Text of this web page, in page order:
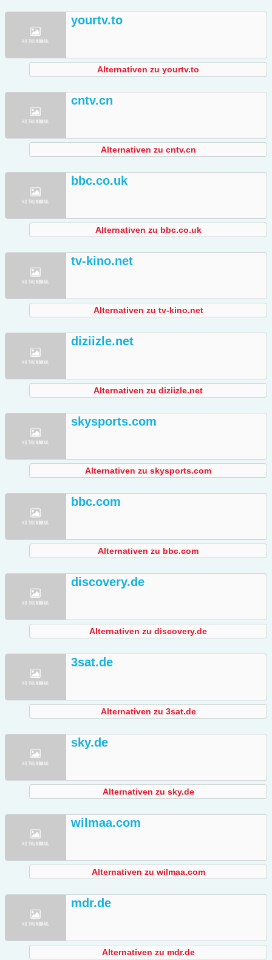
yourtv.to
Alternativen zu yourtv.to
cntv.cn
Alternativen zu cntv.cn
bbc.co.uk
Alternativen zu bbc.co.uk
tv-kino.net
Alternativen zu tv-kino.net
diziizle.net
Alternativen zu diziizle.net
skysports.com
Alternativen zu skysports.com
bbc.com
Alternativen zu bbc.com
discovery.de
Alternativen zu discovery.de
3sat.de
Alternativen zu 3sat.de
sky.de
Alternativen zu sky.de
wilmaa.com
Alternativen zu wilmaa.com
mdr.de
Alternativen zu mdr.de